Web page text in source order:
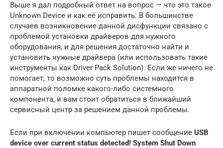
Выше я дал подробный ответ на вопрос — что это такое
Unknown Device и как её исправить. В большинстве
случаев возникновение данной дисфункции связано с
проблемой установки драйверов для нужного
оборудования, и для решения достаточно найти и
установить нужные драйвера (или использовать такие
инструменты как Driver Pack Solution). Если же ничего не
помогает, то возможно суть проблемы находится в
аппаратной поломке какого-либо системного
компонента, и вам стоит обратиться в ближайший
сервисный центр за решением данной проблемы.
Если при включении компьютер пишет сообщение USB
device over current status detected! System Shut Down